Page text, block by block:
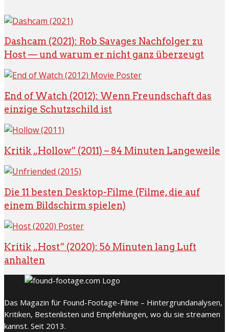
Dashcam (2021): Rob Savages Nachfolger zu
Host — und warum er nicht ganz überzeugt
End of Watch (2012): Wenn Freundschaft das
einzige Schutzschild ist
Kritik „Hollow“ (2011) – 84 Minuten Langeweile
Die 11 besten Desktop-Filme (Filme, die auf
einem Bildschirm spielen)
Kritik „Host“ (2020): 56 Minuten lang Luft
anhalten
Das Magazin für Found-Footage-Filme – Hintergrundanalysen,
Kritiken, Bestenlisten und Empfehlungen, wo du sie streamen
kannst. Seit 2013.